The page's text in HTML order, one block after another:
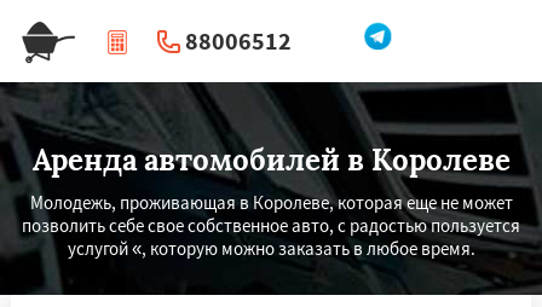
88006512
| Перезвоните мне
Аренда автомобилей в Королеве
Молодежь, проживающая в Королеве, которая еще не может
позволить себе свое собственное авто, с радостью пользуется
услугой «, которую можно заказать в любое время.